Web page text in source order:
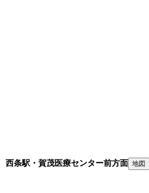
西条駅・賀茂医療センター前方面 地図